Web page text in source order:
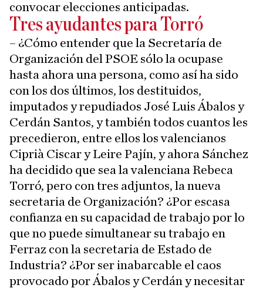
convocar elecciones anticipadas.
Tres ayudantes para Torró
– ¿Cómo entender que la Secretaría de
Organización del PSOE sólo la ocupase
hasta ahora una persona, como así ha sido
con los dos últimos, los destituidos,
imputados y repudiados José Luis Ábalos y
Cerdán Santos, y también todos cuantos les
precedieron, entre ellos los valencianos
Ciprià Ciscar y Leire Pajín, y ahora Sánchez
ha decidido que sea la valenciana Rebeca
Torró, pero con tres adjuntos, la nueva
secretaria de Organización? ¿Por escasa
confianza en su capacidad de trabajo por lo
que no puede simultanear su trabajo en
Ferraz con la secretaria de Estado de
Industria? ¿Por ser inabarcable el caos
provocado por Ábalos y Cerdán y necesitar